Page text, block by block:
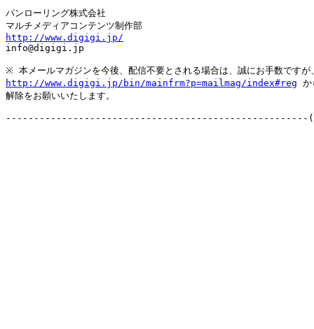
パンローリング株式会社
http://www.digigi.jp/
info@digigi.jp
http://www.digigi.jp/bin/mainfrm?p=mailmag/index#reg か
解除をお願いいたします。